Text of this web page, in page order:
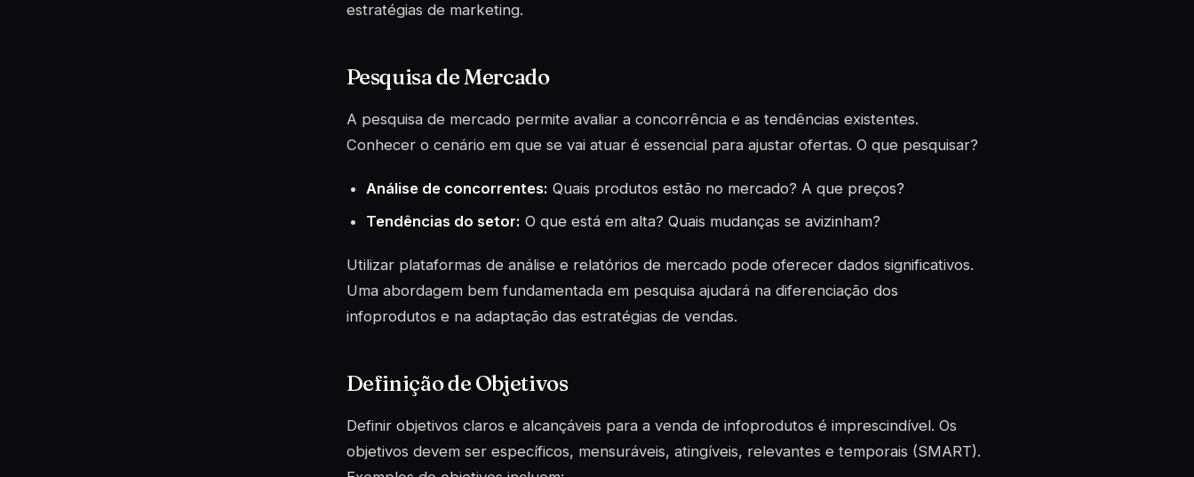
estratégias de marketing.
Pesquisa de Mercado
A pesquisa de mercado permite avaliar a concorrência e as tendências existentes.
Conhecer o cenário em que se vai atuar é essencial para ajustar ofertas. O que pesquisar?
Análise de concorrentes: Quais produtos estão no mercado? A que preços?
Tendências do setor: O que está em alta? Quais mudanças se avizinham?
Utilizar plataformas de análise e relatórios de mercado pode oferecer dados significativos.
Uma abordagem bem fundamentada em pesquisa ajudará na diferenciação dos
infoprodutos e na adaptação das estratégias de vendas.
Definição de Objetivos
Definir objetivos claros e alcançáveis para a venda de infoprodutos é imprescindível. Os
objetivos devem ser específicos, mensuráveis, atingíveis, relevantes e temporais (SMART).